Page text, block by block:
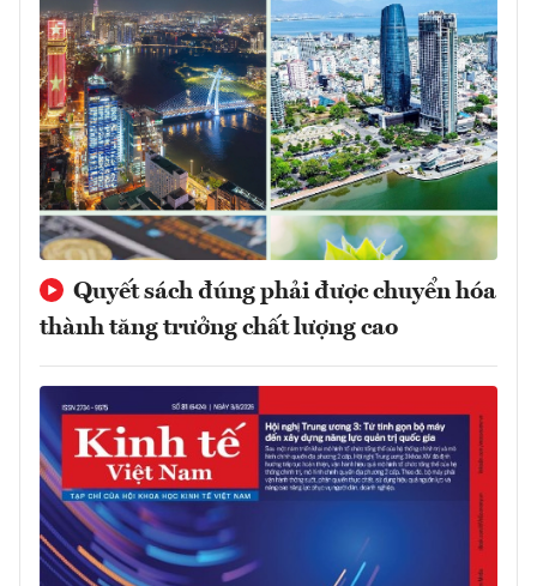
Quyết sách đúng phải được chuyển hóa
thành tăng trưởng chất lượng cao